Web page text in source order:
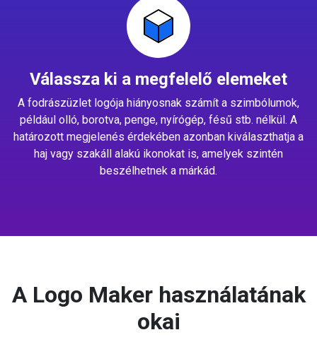
Válassza ki a megfelelő elemeket
A fodrászüzlet logója hiányosnak számít a szimbólumok,
például olló, borotva, penge, nyírógép, fésű stb. nélkül. A
határozott megjelenés érdekében azonban kiválaszthatja a
haj vagy szakáll alakú ikonokat is, amelyek szintén
beszélhetnek a márkád.
A Logo Maker használatának
okai